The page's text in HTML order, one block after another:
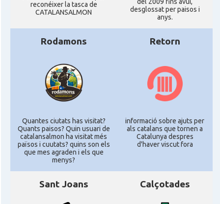
reconéixer la tasca de
CATALANSALMON
del 2009 fins avui,
desglossat per paisos i
anys.
Rodamons
Quantes ciutats has visitat?
Quants paisos? Quin usuari de
catalansalmon ha visitat més
països i cuutats? quins son els
que mes agraden i els que
menys?
Retorn
informació sobre ajuts per
als catalans que tornen a
Catalunya despres
d'haver viscut fora
Sant Joans Calçotades